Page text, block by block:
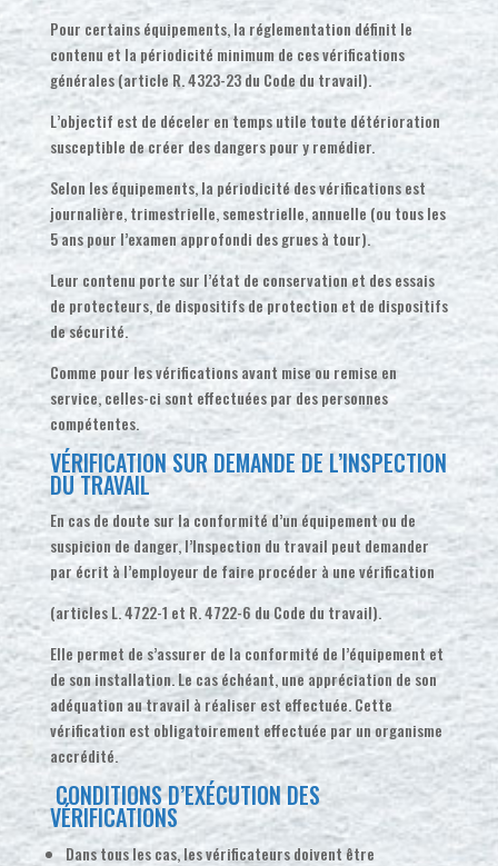
Pour certains équipements, la réglementation définit le
contenu et la périodicité minimum de ces vérifications
générales (article R. 4323-23 du Code du travail).
L’objectif est de déceler en temps utile toute détérioration
susceptible de créer des dangers pour y remédier.
Selon les équipements, la périodicité des vérifications est
journalière, trimestrielle, semestrielle, annuelle (ou tous les
5 ans pour l’examen approfondi des grues à tour).
Leur contenu porte sur l’état de conservation et des essais
de protecteurs, de dispositifs de protection et de dispositifs
de sécurité.
Comme pour les vérifications avant mise ou remise en
service, celles-ci sont effectuées par des personnes
compétentes.
VÉRIFICATION SUR DEMANDE DE L’INSPECTION
DU TRAVAIL
En cas de doute sur la conformité d’un équipement ou de
suspicion de danger, l’Inspection du travail peut demander
par écrit à l’employeur de faire procéder à une vérification
(articles L. 4722-1 et R. 4722-6 du Code du travail).
Elle permet de s’assurer de la conformité de l’équipement et
de son installation. Le cas échéant, une appréciation de son
adéquation au travail à réaliser est effectuée. Cette
vérification est obligatoirement effectuée par un organisme
accrédité.
CONDITIONS D’EXÉCUTION DES
VÉRIFICATIONS
Dans tous les cas, les vérificateurs doivent être